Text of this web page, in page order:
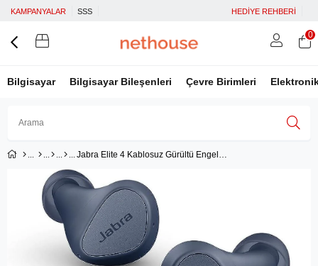
KAMPANYALAR SSS HEDİYE REHBERİ
Bilgisayar Bilgisayar Bileşenleri Çevre Birimleri
Facebook İle Bağlan
0
Jabra Elite 4 Kablosuz Gürültü Engelleme Özellikli Kulak İçi Kulaklık, 4 Mikrofon - MultiPoint Cihazlar Arası Geçiş - Navy